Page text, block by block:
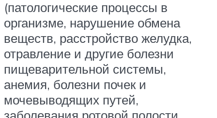
(патологические процессы в
организме, нарушение обмена
веществ, расстройство желудка,
отравление и другие болезни
пищеварительной системы,
анемия, болезни почек и
мочевыводящих путей,